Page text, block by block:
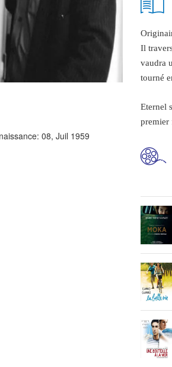
08, Juil 1959
Il
vaudra
tourné
Eternel
premier